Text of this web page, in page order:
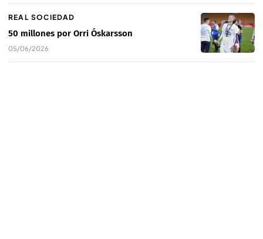
REAL SOCIEDAD
50 millones por Orri Óskarsson
05/06/2026